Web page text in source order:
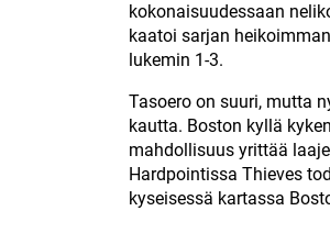
kokonaisuudessaan
kaatoi sarjan
lukemin 1-3.
Tasoero on suuri, mutta
kautta. Boston kyllä
mahdollisuus yrittää
Hardpointissa Thieves
kyseisessä kartassa